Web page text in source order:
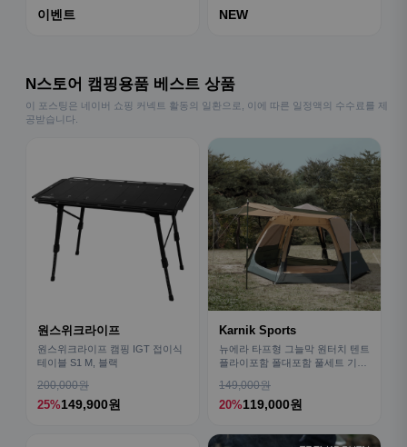
이벤트 NEW
N스토어 캠핑용품 베스트 상품
이 포스팅은 네이버 쇼핑 커넥트 활동의 일환으로, 이에 따른 일정액의 수수료를 제
공받습니다.
원스위크라이프
원스위크라이프 캠핑 IGT 접이식
테이블 S1 M, 블랙
200,000원
25%149,900원
Karnik Sports
뉴에라 타프형 그늘막 원터치 텐트
플라이포함 폴대포함 풀세트 기본
149,000원
20%119,000원